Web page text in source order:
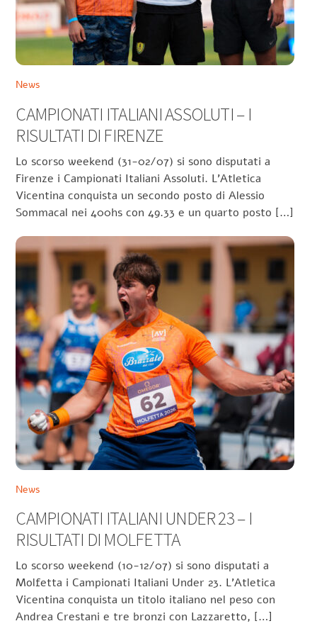
News
CAMPIONATI ITALIANI ASSOLUTI – I
RISULTATI DI FIRENZE
Lo scorso weekend (31-02/07) si sono disputati a
Firenze i Campionati Italiani Assoluti. L’Atletica
Vicentina conquista un secondo posto di Alessio
Sommacal nei 400hs con 49.33 e un quarto posto […]
News
CAMPIONATI ITALIANI UNDER 23 – I
RISULTATI DI MOLFETTA
Lo scorso weekend (10-12/07) si sono disputati a
Molfetta i Campionati Italiani Under 23. L’Atletica
Vicentina conquista un titolo italiano nel peso con
Andrea Crestani e tre bronzi con Lazzaretto, […]